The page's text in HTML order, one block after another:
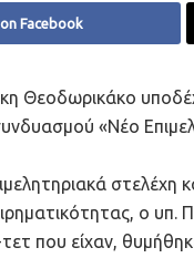
Facebook
Θεοδωρικάκο
«Νέο
στελέχη
ο
που είχαν,